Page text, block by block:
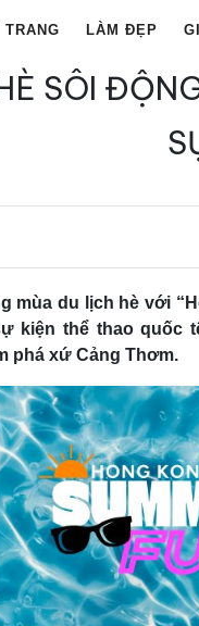
LÀM ĐẸP
SÔI
mùa du lịch hè với
kiện thể thao quốc
phá xứ Cảng Thơm.